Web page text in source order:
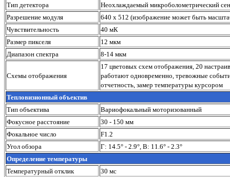
Тип детектора
Неохлаждаемый микроболометрический
Разрешение модуля
640 х 512 (изображение может быть
Чувствительность
40 мК
Размер пикселя
12 мкм
Диапазон спектра
8-14 мкм
Схемы отображения
17 цветовых схем отображения, 20
работают одновременно, тревожные
отчетность, замер температуры курсором
Тепловизионный объектив
Тип объектива
Вариофокальный моторизованный
Фокусное расстояние
30 - 150 мм
Фокальное число
F1.2
Угол обзора
Г: 14.5° - 2.9°, В: 11.6° - 2.3°
Определение температуры
Температурный отклик
30 мс